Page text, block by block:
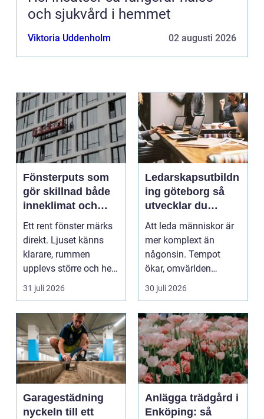
och sjukvård i hemmet
Viktoria Uddenholm 02 augusti 2026
Fönsterputs som
gör skillnad både
inneklimat och
utsikt
Ett rent fönster märks
direkt. Ljuset känns
klarare, rummen
upplevs större och hela
hemmet eller kon...
31 juli 2026
Ledarskapsutbildn
ing göteborg så
utvecklar du
ledare som håller i
längden
Att leda människor är
mer komplext än
någonsin. Tempot
ökar, omvärlden
förändras snabbt och
medarbet...
30 juli 2026
Garagestädning
nyckeln till ett
Anlägga trädgård i
Enköping: så